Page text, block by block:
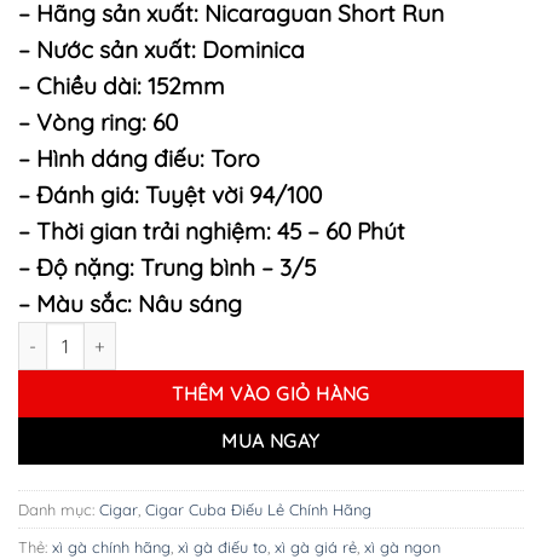
là:
350.000 ₫.
tại
là:
– Hãng sản xuất: Nicaraguan Short Run
– Nước sản xuất: Dominica
– Chiều dài: 152mm
– Vòng ring: 60
– Hình dáng điếu: Toro
– Đánh giá: Tuyệt vời 94/100
– Thời gian trải nghiệm: 45 – 60 Phút
– Độ nặng: Trung bình – 3/5
– Màu sắc: Nâu sáng
Xì Gà Nicaraguan Short Run Churchill số lượng
THÊM VÀO GIỎ HÀNG
MUA NGAY
Danh mục: Cigar Cigar Cuba Điếu Lẻ Chính Hãng
Thẻ: xì gà chính hãng xì gà điếu to xì gà giá rẻ xì gà ngon